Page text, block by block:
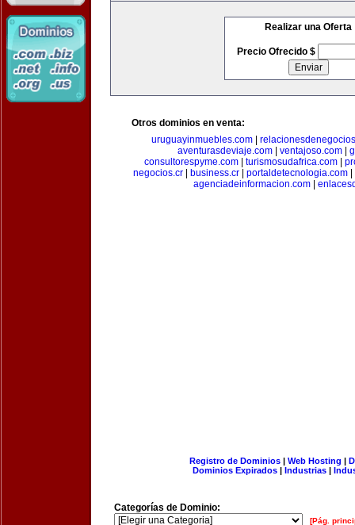
Realizar una Oferta
Precio Ofrecido $
Otros dominios en venta:
uruguayinmuebles.com|
aventurasdeviaje.com| ventajoso.com|
consultorespyme.com| turismosudafrica.com|
negocios.cr
business.cr portaldetecnologia.com
agenciadeinformacion.com
Registro de Dominios| Web Hosting |
Dominios Expirados | Industrias |
Categorías de Dominio:
[Pág.